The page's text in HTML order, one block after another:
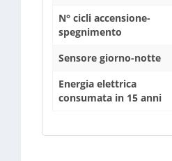
N° cicli accensione-
spegnimento
Sensore giorno-notte
Energia elettrica
consumata in 15 anni